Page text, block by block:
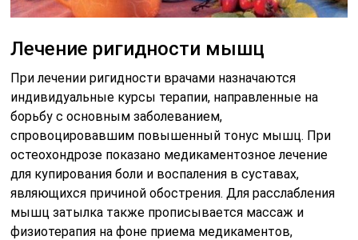
при лечении инсульта включают тромболитическую
терапию, диуретики, сердечные гликозиды,
антигипертензивные средства.
Для профилактики ригидности мышц требуется
приступать к лечению основного заболевания на
ранних стадиях, не допуская осложнений, и стараться
не перенапрягать мышцы в процессе трудовой
деятельности и занятий спортом.
Подход к терапии